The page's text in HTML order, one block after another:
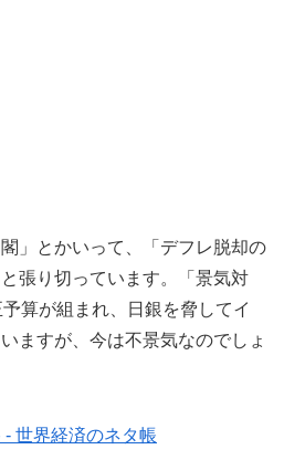
」とかいって、「デフレ脱却の
張り切っています。「景気対
算が組まれ、日銀を脅してイ
ますが、今は不景気なのでしょ